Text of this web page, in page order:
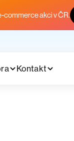
commerce akci v ČR.
Kontakt